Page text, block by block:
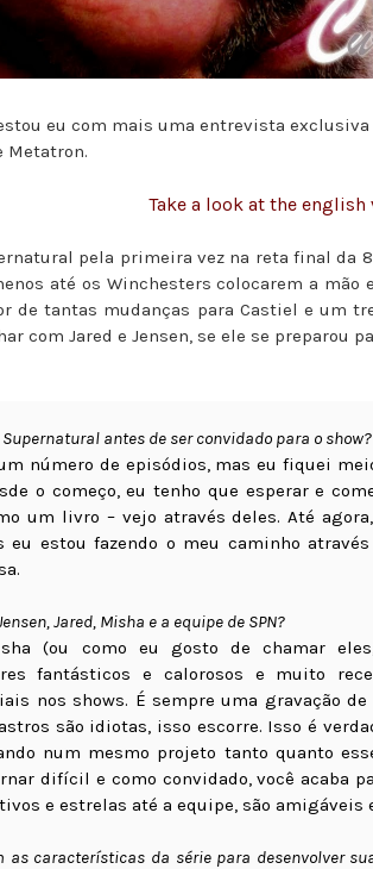
eu com mais uma entrevista
Metatron.
Take a look at the english
pela primeira vez na reta final da
até os Winchesters colocarem a
de tantas mudanças para Castiel e um
com Jared e Jensen, se ele se preparou
antes de ser convidado para o show?
número de episódios, mas eu fiquei
o começo, eu tenho que esperar e
um livro – vejo através deles. Até
eu estou fazendo o meu caminho
Jared, Misha e a equipe de SPN?
(ou como eu gosto de chamar
fantásticos e calorosos e muito
nos shows. É sempre uma gravação
são idiotas, isso escorre. Isso é
num mesmo projeto tanto quanto
difícil e como convidado, você acaba
e estrelas até a equipe, são
as características da série para desenvolver